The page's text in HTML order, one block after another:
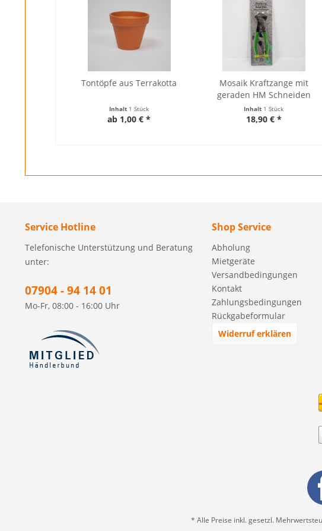
Tontöpfe aus Terrakotta
Inhalt 1 Stück
ab 1,00 € *
Mosaik Kraftzange mit
geraden HM Schneiden
Inhalt 1 Stück
18,90 € *
Service Hotline
Telefonische Unterstützung und Beratung
unter:
07904 - 94 14 01
Mo-Fr, 08:00 - 16:00 Uhr
Shop Service
Abholung
Mietgeräte
Versandbedingungen
Kontakt
Zahlungsbedingungen
Rückgabeformular
Widerruf erklären
* Alle Preise inkl. gesetzl.